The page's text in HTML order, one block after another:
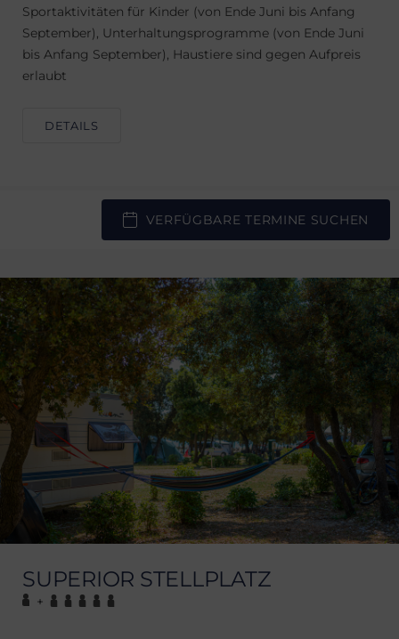
Sportaktivitäten für Kinder (von Ende Juni bis Anfang
September), Unterhaltungsprogramme (von Ende Juni
bis Anfang September), Haustiere sind gegen Aufpreis
erlaubt
DETAILS
VERFÜGBARE TERMINE SUCHEN
SUPERIOR STELLPLATZ
+